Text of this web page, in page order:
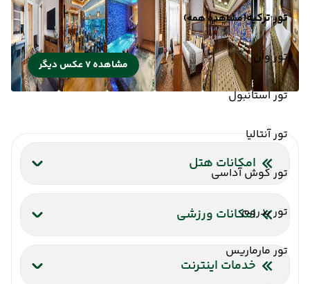
تور ترکیه(مشاهده همه)
تور وان
تور استانبول
تور آنتالیا
تور کوش آداسی
تور بدروم
تور مارماریس
مشاهده 7 عکس دیگر
امکانات هتل
رستوران تلویزیون کابلی/ماهواره‌ای
خدمات 24 ساعته در اتاق
امکانات ورزشی
باشگاه بدنسازی استخر سرپوشیده
خدمات اینترنت